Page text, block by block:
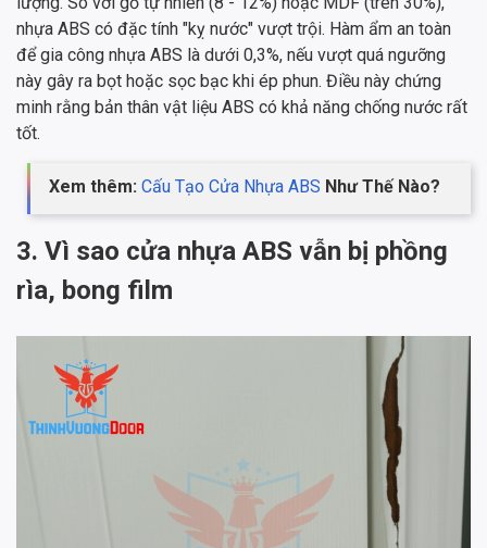
nhựa ABS có đặc tính "kỵ nước" vượt trội. Hàm ẩm an toàn
để gia công nhựa ABS là dưới 0,3%, nếu vượt quá ngưỡng
này gây ra bọt hoặc sọc bạc khi ép phun. Điều này chứng
minh rằng bản thân vật liệu ABS có khả năng chống nước rất
tốt.
Xem thêm: Cấu Tạo Cửa Nhựa ABS Như Thế Nào?
3. Vì sao cửa nhựa ABS vẫn bị phồng
rìa, bong film